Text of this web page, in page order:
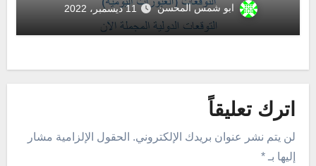
ابو شمس المحسن 11 ديسمبر، 2022
اترك تعليقاً
لن يتم نشر عنوان بريدك الإلكتروني. الحقول الإلزامية مشار
إليها بـ*